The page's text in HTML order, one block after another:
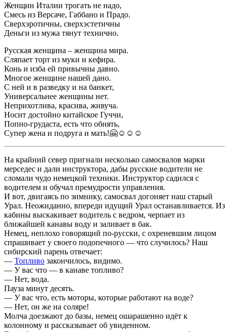
Женщин Италии трогать не надо,
Смесь из Версаче, Габбано и Прадо.
Сверхэротичны, сверхэстетичны
Деньги из мужа тянут технично.
Русская женщина – женщина мира.
Сляпает торт из муки и кефира.
Конь и изба ей привычны давно.
Многое женщине нашей дано.
С ней и в разведку и на банкет,
Универсальнее женщины нет.
Неприхотлива, красива, живуча.
Носит достойно китайское Гуччи,
Попно-грудаста, есть что обнять,
Супер жена и подруга и мать!🤗☺☺☺
На крайний север пригнали несколько самосвалов марки
мерседес и дали инструктора, дабы русские водители не
сломали чудо немецкой техники. Инструктор садился с
водителем и обучал премудрости управления.
И вот, двигаясь по зимнику, самосвал догоняет наш старый
Урал. Неожиданно, впереди идущий Урал останавливается. Из
кабины выскакивает водитель с ведром, черпает из
ближайшей канавы воду и заливает в бак.
Немец, неплохо говорящий по-русски, с охреневшим лицом
спрашивает у своего подопечного — что случилось? Наш
сибирский парень отвечает:
— Топливо закончилось, видимо.
— У вас что — в канаве топливо?
— Нет, вода.
Пауза минут десять.
— У вас что, есть моторы, которые работают на воде?
— Нет, он же на соляре!
Молча доезжают до базы, немец ошарашенно идёт к
колонному и рассказывает об увиденном.